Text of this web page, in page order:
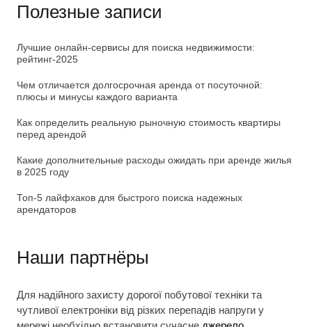
Полезные записи
Лучшие онлайн-сервисы для поиска недвижимости:
рейтинг-2025
Чем отличается долгосрочная аренда от посуточной:
плюсы и минусы каждого варианта
Как определить реальную рыночную стоимость квартиры
перед арендой
Какие дополнительные расходы ожидать при аренде жилья
в 2025 году
Топ-5 лайфхаков для быстрого поиска надежных
арендаторов
Наши партнёры
Для надійного захисту дорогої побутової техніки та
чутливої електроніки від різких перепадів напруги у